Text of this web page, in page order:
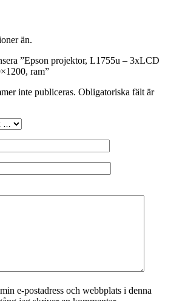
än.
”Epson projektor, L1755u – 3xLCD
ram”
inte publiceras. Obligatoriska fält är
e-postadress och webbplats i denna